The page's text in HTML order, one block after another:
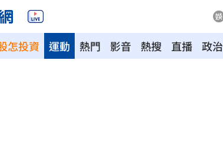
怎投資 熱門 影音 熱搜 直播 政治
運動